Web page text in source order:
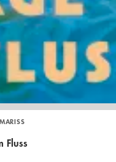
Fluss